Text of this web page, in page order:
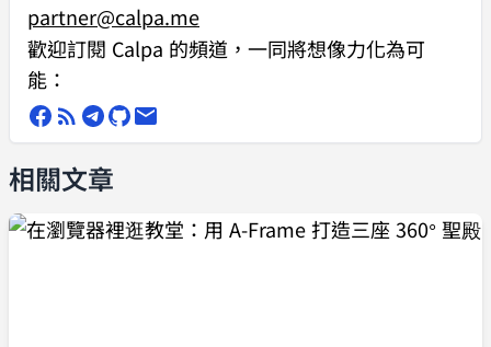
partner@calpa.me
歡迎訂閱 Calpa 的頻道，一同將想像力化為可
能：
相關文章